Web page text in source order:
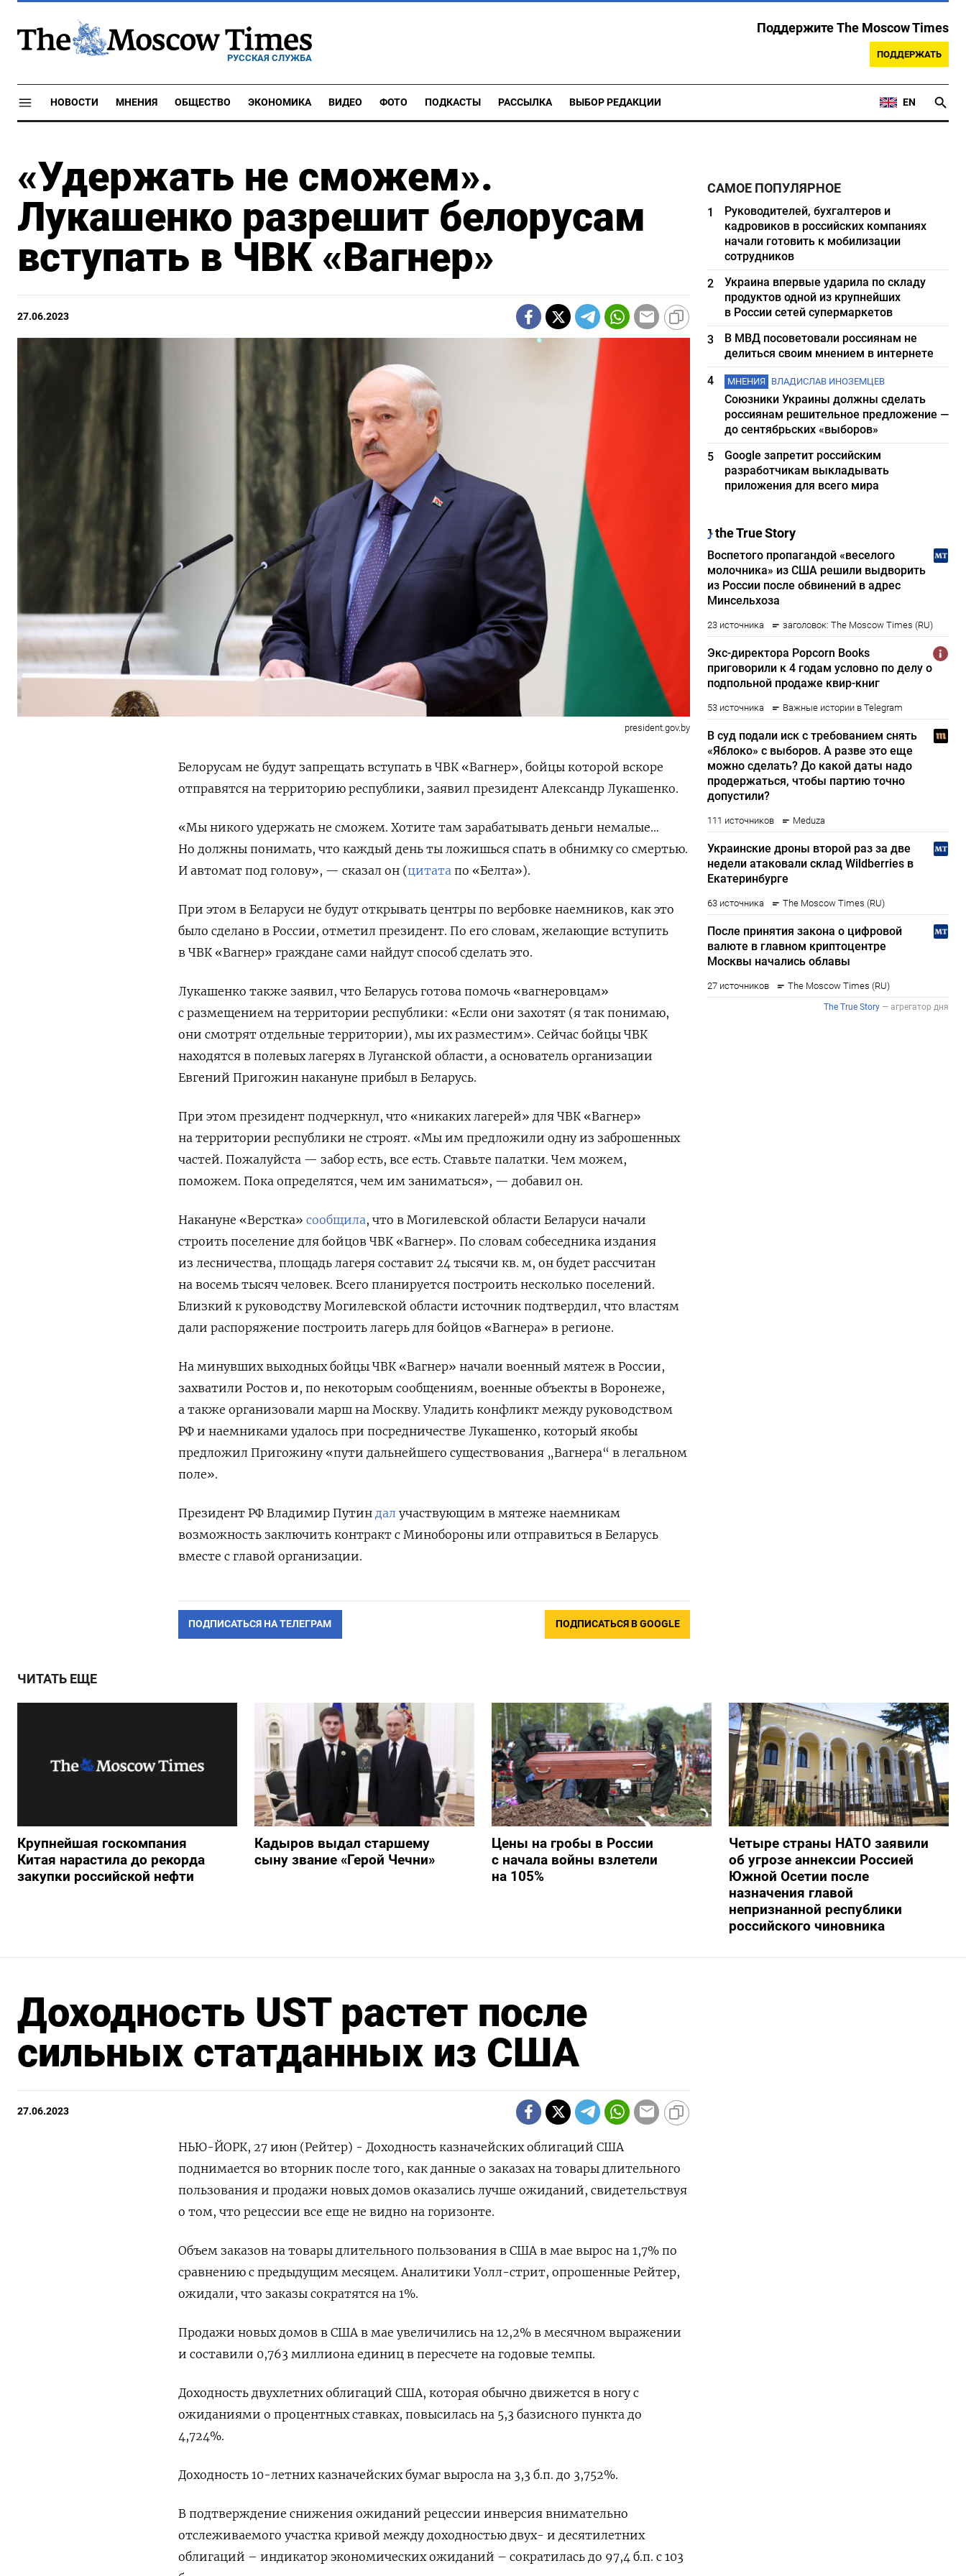
РУССКАЯ СЛУЖБА
Поддержите The Moscow Times
ПОДДЕРЖАТЬ
НОВОСТИ МНЕНИЯ ОБЩЕСТВО ЭКОНОМИКА ВИДЕО ФОТО ПОДКАСТЫ РАССЫЛКА ВЫБОР РЕДАКЦИИ EN
«Удержать не сможем».
Лукашенко разрешит белорусам
вступать в ЧВК «Вагнер»
27.06.2023
president.gov.by
Белорусам не будут запрещать вступать в ЧВК «Вагнер», бойцы которой вскоре
отправятся на территорию республики, заявил президент Александр Лукашенко.
«Мы никого удержать не сможем. Хотите там зарабатывать деньги немалые…
Но должны понимать, что каждый день ты ложишься спать в обнимку со смертью.
И автомат под голову», — сказал он (цитата по «Белта»).
При этом в Беларуси не будут открывать центры по вербовке наемников, как это
было сделано в России, отметил президент. По его словам, желающие вступить
в ЧВК «Вагнер» граждане сами найдут способ сделать это.
Лукашенко также заявил, что Беларусь готова помочь «вагнеровцам»
с размещением на территории республики: «Если они захотят (я так понимаю,
они смотрят отдельные территории), мы их разместим». Сейчас бойцы ЧВК
находятся в полевых лагерях в Луганской области, а основатель организации
Евгений Пригожин накануне прибыл в Беларусь.
При этом президент подчеркнул, что «никаких лагерей» для ЧВК «Вагнер»
на территории республики не строят. «Мы им предложили одну из заброшенных
частей. Пожалуйста — забор есть, все есть. Ставьте палатки. Чем можем,
поможем. Пока определятся, чем им заниматься», — добавил он.
Накануне «Верстка» сообщила, что в Могилевской области Беларуси начали
строить поселение для бойцов ЧВК «Вагнер». По словам собеседника издания
из лесничества, площадь лагеря составит 24 тысячи кв. м, он будет рассчитан
на восемь тысяч человек. Всего планируется построить несколько поселений.
Близкий к руководству Могилевской области источник подтвердил, что властям
дали распоряжение построить лагерь для бойцов «Вагнера» в регионе.
На минувших выходных бойцы ЧВК «Вагнер» начали военный мятеж в России,
захватили Ростов и, по некоторым сообщениям, военные объекты в Воронеже,
а также организовали марш на Москву. Уладить конфликт между руководством
РФ и наемниками удалось при посредничестве Лукашенко, который якобы
предложил Пригожину «пути дальнейшего существования „Вагнера“ в легальном
поле».
Президент РФ Владимир Путин дал участвующим в мятеже наемникам
возможность заключить контракт с Минобороны или отправиться в Беларусь
вместе с главой организации.
ПОДПИСАТЬСЯ НА ТЕЛЕГРАМ ПОДПИСАТЬСЯ В GOOGLE
САМОЕ ПОПУЛЯРНОЕ
1
Руководителей, бухгалтеров и
кадровиков в российских компаниях
начали готовить к мобилизации
сотрудников
2
Украина впервые ударила по складу
продуктов одной из крупнейших
в России сетей супермаркетов
3
В МВД посоветовали россиянам не
делиться своим мнением в интернете
4
МНЕНИЯ ВЛАДИСЛАВ ИНОЗЕМЦЕВ
Союзники Украины должны сделать
россиянам решительное предложение —
до сентябрьских «выборов»
5
Google запретит российским
разработчикам выкладывать
приложения для всего мира
ЧИТАТЬ ЕЩЕ
Крупнейшая госкомпания
Китая нарастила до рекорда
закупки российской нефти
Кадыров выдал старшему
сыну звание «Герой Чечни»
Цены на гробы в России
с начала войны взлетели
на 105%
Четыре страны НАТО заявили
об угрозе аннексии Россией
Южной Осетии после
назначения главой
непризнанной республики
российского чиновника
Доходность UST растет после
сильных статданных из США
27.06.2023
НЬЮ-ЙОРК, 27 июн (Рейтер) - Доходность казначейских облигаций США
поднимается во вторник после того, как данные о заказах на товары длительного
пользования и продажи новых домов оказались лучше ожиданий, свидетельствуя
о том, что рецессии все еще не видно на горизонте.
Объем заказов на товары длительного пользования в США в мае вырос на 1,7% по
сравнению с предыдущим месяцем. Аналитики Уолл-стрит, опрошенные Рейтер,
ожидали, что заказы сократятся на 1%.
Продажи новых домов в США в мае увеличились на 12,2% в месячном выражении
и составили 0,763 миллиона единиц в пересчете на годовые темпы.
Доходность двухлетних облигаций США, которая обычно движется в ногу с
ожиданиями о процентных ставках, повысилась на 5,3 базисного пункта до
4,724%.
Доходность 10-летних казначейских бумаг выросла на 3,3 б.п. до 3,752%.
В подтверждение снижения ожиданий рецессии инверсия внимательно
отслеживаемого участка кривой между доходностью двух- и десятилетних
облигаций – индикатор экономических ожиданий – сократилась до 97,4 б.п. с 103